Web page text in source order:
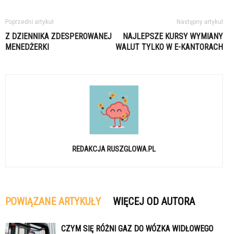
Poprzedni artykuł
Z DZIENNIKA ZDESPEROWANEJ
MENEDŻERKI
Następny artykuł
NAJLEPSZE KURSY WYMIANY
WALUT TYLKO W E-KANTORACH
REDAKCJA RUSZGLOWA.PL
POWIĄZANE ARTYKUŁY WIĘCEJ OD AUTORA
CZYM SIĘ RÓŻNI GAZ DO WÓZKA WIDŁOWEGO